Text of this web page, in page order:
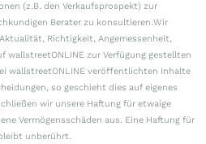
(z.B. den Verkaufsprospekt) zur
Berater zu konsultieren.Wir
Richtigkeit, Angemessenheit,
wallstreetONLINE zur Verfügung gestellten
wallstreetONLINE veröffentlichten Inhalte
so geschieht dies auf eigenes
wir unsere Haftung für etwaige
Vermögensschäden aus. Eine Haftung für
unberührt.